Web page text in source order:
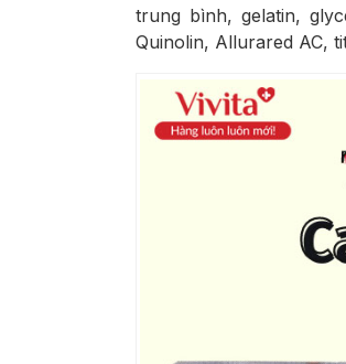
trung bình, gelatin,
Quinolin, Allurared AC,